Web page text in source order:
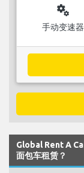
miscellaneous_services
手动变速器
Global Rent A
面包车租赁？